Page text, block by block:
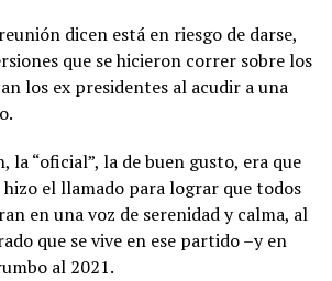
dicen está en riesgo de darse,
que se hicieron correr sobre los
los ex presidentes al acudir a una
la “oficial”, la de buen gusto, era que
el llamado para lograr que todos
en una voz de serenidad y calma, al
que se vive en ese partido –y en
al 2021.